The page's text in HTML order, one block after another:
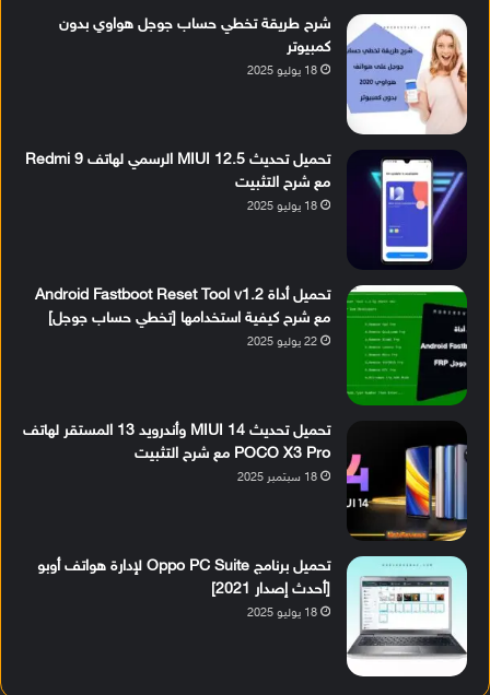
شرح طريقة تخطي حساب جوجل هواوي بدون
كمبيوتر
18 يوليو 2025
تحميل تحديث MIUI 12.5 الرسمي لهاتف Redmi 9
مع شرح التثبيت
18 يوليو 2025
تحميل أداة Android Fastboot Reset Tool v1.2
مع شرح كيفية استخدامها [تخطي حساب جوجل]
22 يوليو 2025
تحميل تحديث MIUI 14 وأندرويد 13 المستقر لهاتف
POCO X3 Pro مع شرح التثبيت
18 سبتمبر 2025
تحميل برنامج Oppo PC Suite لإدارة هواتف أوبو
[أحدث إصدار 2021]
18 يوليو 2025